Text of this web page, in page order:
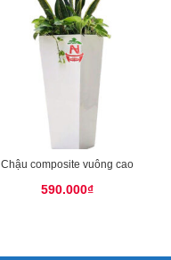
Chậu composite vuông cao
590.000₫